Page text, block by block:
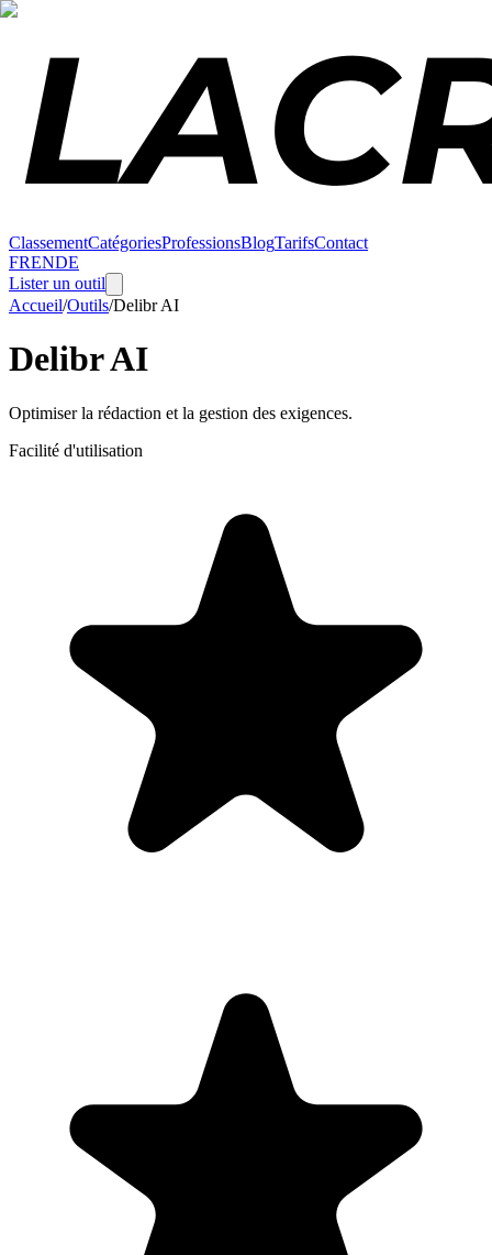
ClassementCatégoriesProfessionsBlogTarifsContact
FRENDE
Lister un outil
Accueil/Outils/Delibr AI
Delibr AI
Optimiser la rédaction et la gestion des exigences.
Facilité d'utilisation